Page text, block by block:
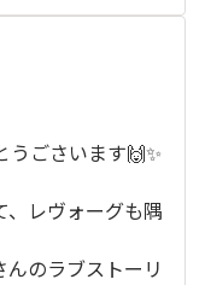
ごさいます🙌✨
、レヴォーグも隅
のラブストーリ